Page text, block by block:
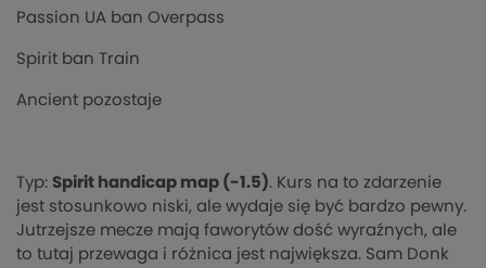
Passion UA ban Overpass
Spirit ban Train
Ancient pozostaje
Typ: Spirit handicap map (-1.5). Kurs na to zdarzenie
jest stosunkowo niski, ale wydaje się być bardzo pewny.
Jutrzejsze mecze mają faworytów dość wyraźnych, ale
to tutaj przewaga i różnica jest największa. Sam Donk